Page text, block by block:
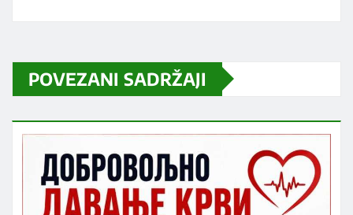
POVEZANI SADRŽAJI